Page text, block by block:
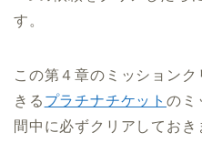
す。
この第４章のミッション
きる プラチナチケットのミ
間中に必ずクリアしておき